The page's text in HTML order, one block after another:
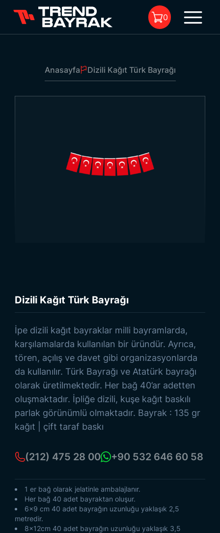
0
Anasayfa Dizili Kağıt Türk Bayrağı
Dizili Kağıt Türk Bayrağı
İpe dizili kağıt bayraklar milli bayramlarda,
karşılamalarda kullanılan bir üründür. Ayrıca,
tören, açılış ve davet gibi organizasyonlarda
da kullanılır. Türk Bayrağı ve Atatürk bayrağı
olarak üretilmektedir. Her bağ 40’ar adetten
oluşmaktadır. İpliğe dizili, kuşe kağıt baskılı
parlak görünümlü olmaktadır. Bayrak : 135 gr
kağıt | çift taraf baskı
(212) 475 28 00 +90 532 646 60 58
1 er bağ olarak jelatinle ambalajlanır.
Her bağ 40 adet bayraktan oluşur.
6x9 cm 40 adet bayrağın uzunluğu yaklaşık 2,5
metredir.
8x12cm 40 adet bayrağın uzunluğu yaklaşık 3,5
Ürünlere Göz At